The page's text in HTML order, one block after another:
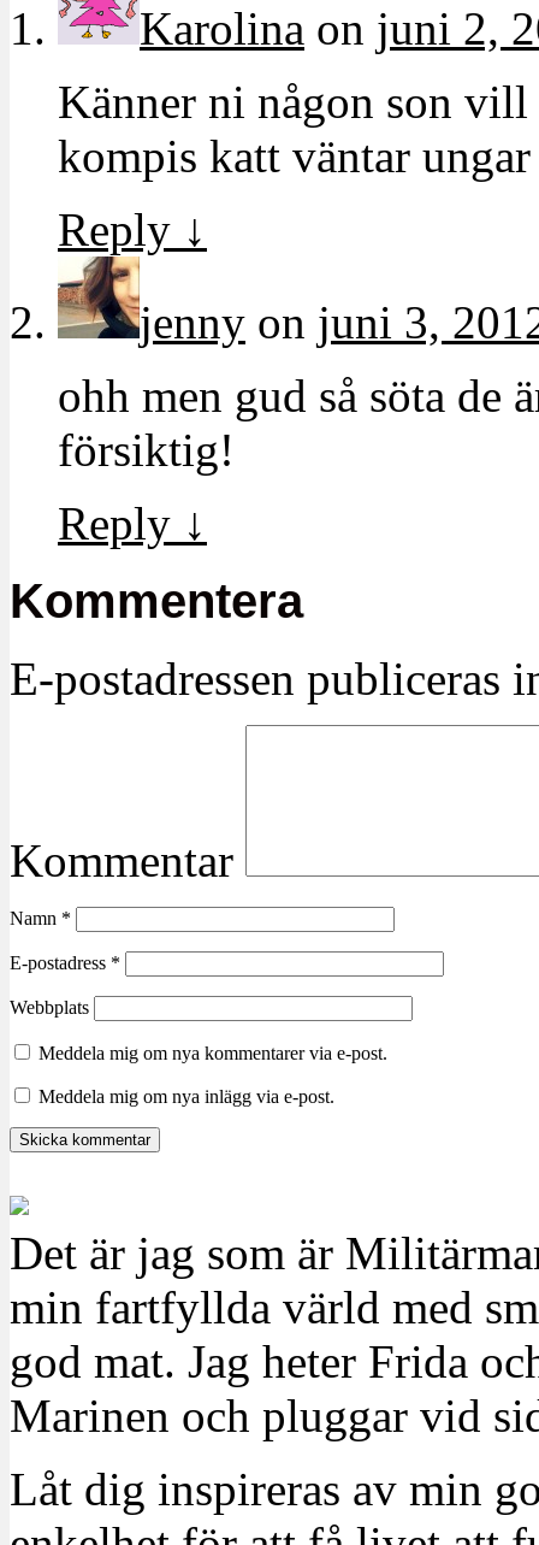
Karolina on juni 2,
Känner ni någon son
kompis katt väntar
Reply ↓
jenny on juni 3,
ohh men gud så söta de
försiktig!
Reply ↓
Kommentera
E-postadressen publiceras
Kommentar
Namn *
E-postadress *
Webbplats
Meddela mig om nya kommentarer via e-post.
Meddela mig om nya inlägg via e-post.
Det är jag som är
min fartfyllda värld med
god mat. Jag heter Frida
Marinen och pluggar vid
Låt dig inspireras av min